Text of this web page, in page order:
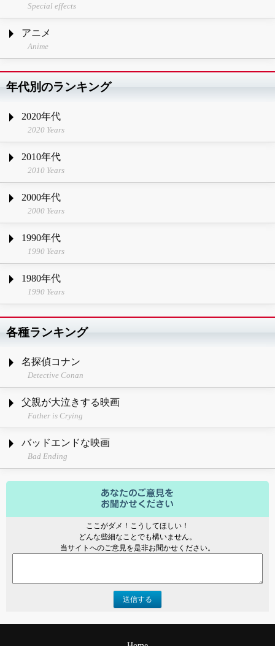
Special effects
アニメ
Anime
年代別のランキング
2020年代
2020 Years
2010年代
2010 Years
2000年代
2000 Years
1990年代
1990 Years
1980年代
1990 Years
各種ランキング
名探偵コナン
Detective Conan
父親が大泣きする映画
Father is Crying
バッドエンドな映画
Bad Ending
ここがダメ！こうしてほしい！
どんな些細なことでも構いません。
当サイトへのご意見を是非お聞かせください。
送信する